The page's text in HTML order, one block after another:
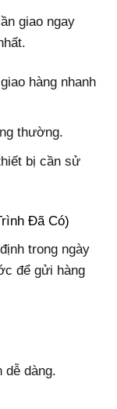
giao ngay
hàng nhanh
thường.
bị cần sử
Đã Có)
trong ngày
để gửi hàng
dễ dàng.